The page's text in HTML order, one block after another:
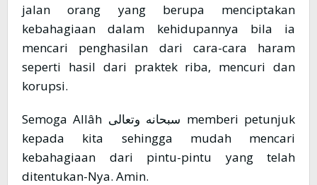
jalan orang yang berupa menciptakan
kebahagiaan dalam kehidupannya bila ia
mencari penghasilan dari cara-cara haram
seperti hasil dari praktek riba, mencuri dan
korupsi.
Semoga Allâh سبحانه وتعالى memberi petunjuk
kepada kita sehingga mudah mencari
kebahagiaan dari pintu-pintu yang telah
ditentukan-Nya. Amin.